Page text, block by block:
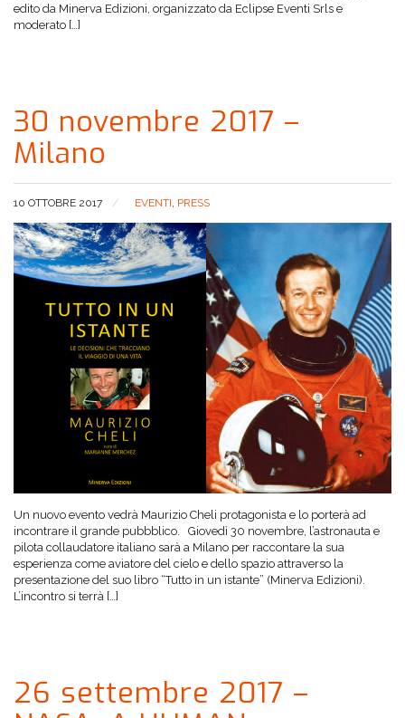
edito da Minerva Edizioni, organizzato da Eclipse Eventi Srls e
moderato […]
30 novembre 2017 –
Milano
10 OTTOBRE 2017 EVENTI, PRESS
Un nuovo evento vedrà Maurizio Cheli protagonista e lo porterà ad
incontrare il grande pubbblico. Giovedì 30 novembre, l’astronauta e
pilota collaudatore italiano sarà a Milano per raccontare la sua
esperienza come aviatore del cielo e dello spazio attraverso la
presentazione del suo libro “Tutto in un istante” (Minerva Edizioni).
L’incontro si terrà […]
26 settembre 2017 –